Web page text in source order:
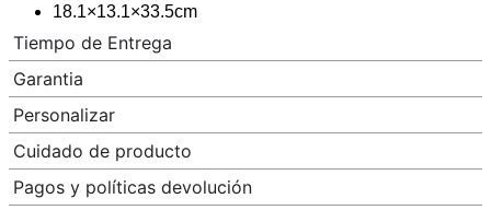
18.1×13.1×33.5cm
Tiempo de Entrega
Garantia
Personalizar
Cuidado de producto
Pagos y políticas devolución